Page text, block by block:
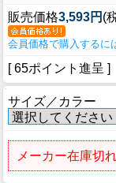
販売価格3,593円 (
会員価格で購入するに
[ 65ポイント進呈 ]
サイズ／カラー
メーカー在庫切